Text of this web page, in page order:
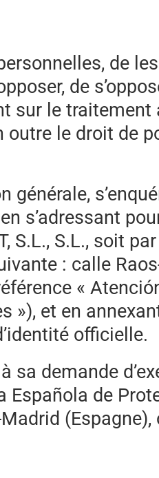
de
de
sur le
le droit de
s’adressant
S.L., S.L., soit
: calle
«
»), et en
officielle.
sa demande
Española de